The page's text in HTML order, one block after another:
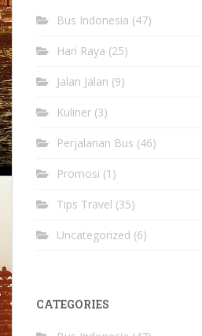
Bus Indonesia (47)
Hari Raya (25)
Jalan Jalan (9)
Kuliner (3)
Perjalanan Bus (46)
Promosi (1)
Tips Travel (35)
Uncategorized (6)
CATEGORIES